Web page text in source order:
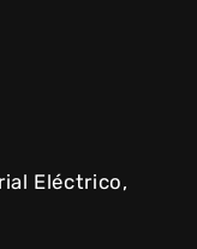
Eléctrico,